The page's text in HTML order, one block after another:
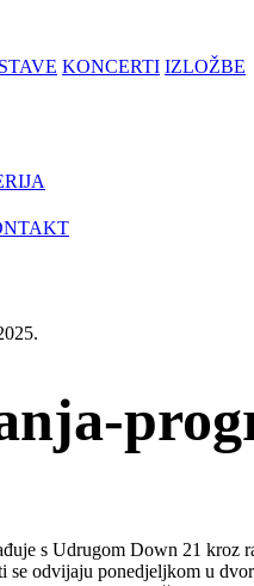
KONCERTI IZLOŽBE
s Udrugom Down 21 kroz
se odvijaju ponedjeljkom u